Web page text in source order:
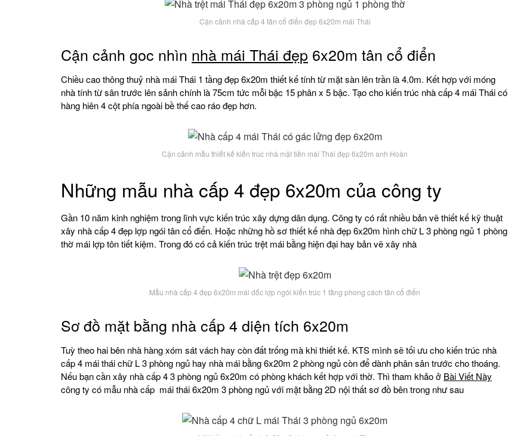
Cận cảnh nhà cấp 4 tân cổ điển đẹp 6x20m mái Thái
Cận cảnh goc nhìn nhà mái Thái đẹp 6x20m tân cổ điển
Chiều cao thông thuỷ nhà mái Thái 1 tầng đẹp 6x20m thiết kế tính từ mặt sàn lên trần là 4.0m. Kết hợp với móng
nhà tính từ sân trước lên sảnh chính là 75cm tức mỗi bậc 15 phân x 5 bậc. Tạo cho kiến trúc nhà cấp 4 mái Thái có
hàng hiên 4 cột phía ngoài bề thế cao ráo đẹp hơn.
Cận cảnh mẫu thiết kế kiến trúc nhà mặt tiền mái Thái đẹp 6x20m anh Hoàn
Những mẫu nhà cấp 4 đẹp 6x20m của công ty
Gần 10 năm kinh nghiệm trong lĩnh vực kiến trúc xây dựng dân dụng. Công ty có rất nhiều bản vẽ thiết kế kỹ thuật
xây nhà cấp 4 đẹp lợp ngói tân cổ điển. Hoặc những hồ sơ thiết kế nhà đẹp 6x20m hình chữ L 3 phòng ngủ 1 phòng
thờ mái lợp tôn tiết kiệm. Trong đó có cả kiến trúc trệt mái bằng hiện đại hay bản vẽ xây nhà
Mẫu nhà cấp 4 đẹp 6x20m mái dốc lợp ngói kiến trúc 1 tầng phong cách tân cổ điển
Sơ đồ mặt bằng nhà cấp 4 diện tích 6x20m
Tuỳ theo hai bên nhà hàng xóm sát vách hay còn đất trống mà khi thiết kế. KTS mình sẽ tối ưu cho kiến trúc nhà
cấp 4 mái thái chữ L 3 phòng ngủ hay nhà mái bằng 6x20m 2 phòng ngủ còn để dành phân sân trước cho thoáng.
Nếu bạn cần xây nhà cấp 4 3 phòng ngủ 6x20m có phòng khách kết hợp với thờ. Thì tham khảo ở Bài Viết Này
công ty có mẫu nhà cấp mái thái 6x20m 3 phòng ngủ với mặt bằng 2D nội thất sơ đồ bên trong như sau